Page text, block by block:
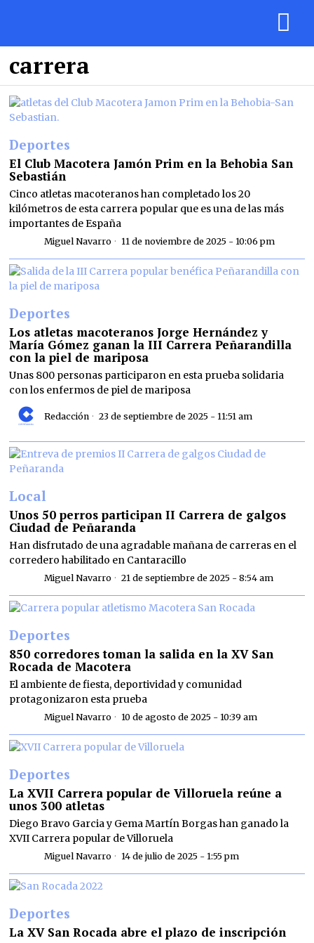
carrera
Deportes
El Club Macotera Jamón Prim en la Behobia San
Sebastián
Cinco atletas macoteranos han completado los 20
kilómetros de esta carrera popular que es una de las más
importantes de España
Miguel Navarro 11 de noviembre de 2025 - 10:06 pm
Deportes
Los atletas macoteranos Jorge Hernández y
María Gómez ganan la III Carrera Peñarandilla
con la piel de mariposa
Unas 800 personas participaron en esta prueba solidaria
con los enfermos de piel de mariposa
Redacción 23 de septiembre de 2025 - 11:51 am
Local
Unos 50 perros participan II Carrera de galgos
Ciudad de Peñaranda
Han disfrutado de una agradable mañana de carreras en el
corredero habilitado en Cantaracillo
Miguel Navarro 21 de septiembre de 2025 - 8:54 am
Deportes
850 corredores toman la salida en la XV San
Rocada de Macotera
El ambiente de fiesta, deportividad y comunidad
protagonizaron esta prueba
Miguel Navarro 10 de agosto de 2025 - 10:39 am
Deportes
La XVII Carrera popular de Villoruela reúne a
unos 300 atletas
Diego Bravo Garcia y Gema Martín Borgas han ganado la
XVII Carrera popular de Villoruela
Miguel Navarro 14 de julio de 2025 - 1:55 pm
Deportes
La XV San Rocada abre el plazo de inscripción